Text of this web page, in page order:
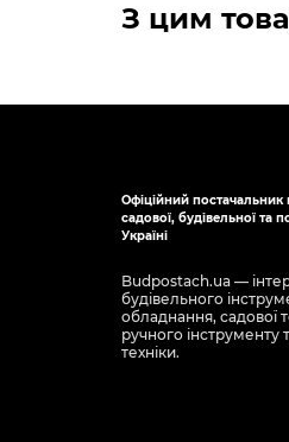
З цим
Офіційний постачальник
садової, будівельної та
Україні
Budpostach.ua —
будівельного
обладнання, садової
ручного інструменту
техніки.